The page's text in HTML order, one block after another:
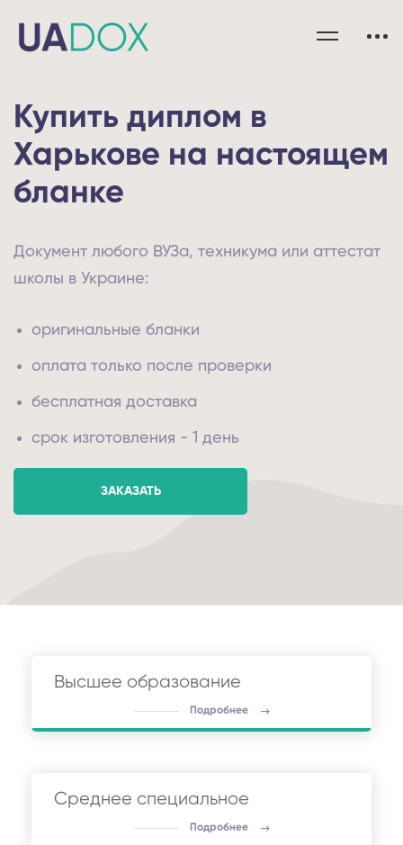
Купить диплом в
Харькове на настоящем
бланке
Документ любого ВУЗа, техникума или аттестат
школы в Украине:
оригинальные бланки
оплата только после проверки
бесплатная доставка
срок изготовления - 1 день
ЗАКАЗАТЬ
Высшее образование
Подробнее
Среднее специальное
Подробнее